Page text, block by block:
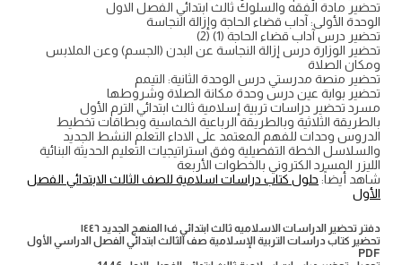
تحضير مادة الفقه والسلوك ثالث ابتدائي الفصل الاول
الوحدة الأولى: آداب قضاء الحاجة وإزالة النجاسة
تحضير درس آداب قضاء الحاجة (1) (2)
تحضير الوزارة درس إزالة النجاسة عن البدن (الجسم) وعن الملابس
ومكان الصلاة
تحضير منصة مدرستي درس الوحدة الثانية: التيمم
تحضير بوابة عين درس وحدة مكانة الصلاة وشروطها
مسرد تحضير دراسات تربية إسلامية ثالث ابتدائي الترم الأول
بالطريقة الثلاثية وبالطريقة الرباعية الخماسية وبطاقات تخطيط
الدروس وحدات للفهم المعتمد على الاداء التعلم النشط الجديد
والسلاسل الخطة التفصيلية وفق استراتيجيات التعليم الحديثة البنائية
الليزر المسرد الكتروني بالخطوات الأربعة
شاهد أيضاً: حلول كتاب دراسات اسلامية للصف الثالث الابتدائي الفصل
الأول
دفتر تحضير الدراسات الاسلاميه ثالث ابتدائي ف١ المنهج الجديد ١٤٤٦
تحضير كتاب دراسات التربية الإسلامية صف الثالث ابتدائي الفصل الدراسي الأول
PDF